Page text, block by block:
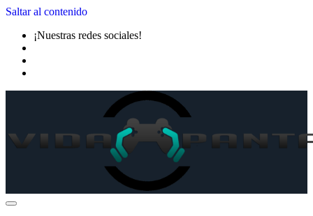
Saltar al contenido
¡Nuestras redes sociales!